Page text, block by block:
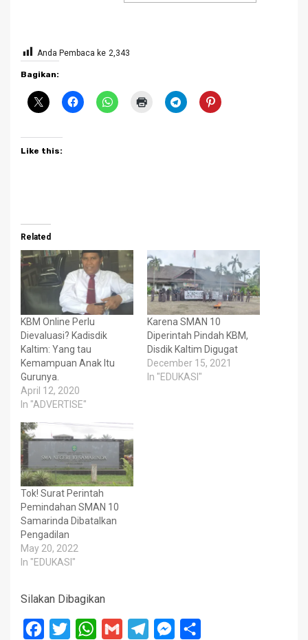
Anda Pembaca ke 2,343
Bagikan:
Like this:
Related
KBM Online Perlu
Dievaluasi? Kadisdik
Kaltim: Yang tau
Kemampuan Anak Itu
Gurunya.
April 12, 2020
In "ADVERTISE"
Karena SMAN 10
Diperintah Pindah KBM,
Disdik Kaltim Digugat
December 15, 2021
In "EDUKASI"
Tok! Surat Perintah
Pemindahan SMAN 10
Samarinda Dibatalkan
Pengadilan
May 20, 2022
In "EDUKASI"
Silakan Dibagikan
Facebook
Twitter WhatsApp
Gmail TelegramMessenger